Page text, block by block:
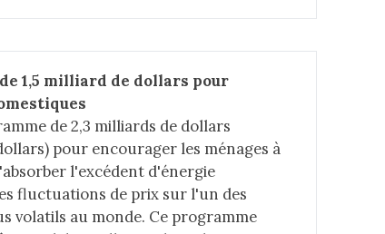
1,5 milliard de dollars pour
de 2,3 milliards de dollars
pour encourager les ménages à
l'excédent d'énergie
fluctuations de prix sur l'un des
volatils au monde. Ce programme